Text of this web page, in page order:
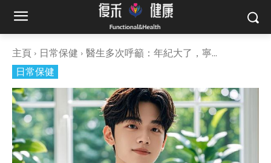
主頁 日常保健
醫生多次呼籲：年紀大了，寧...
日常保健